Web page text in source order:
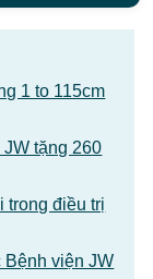
1 to 115cm
tặng 260
trong điều trị
viện JW